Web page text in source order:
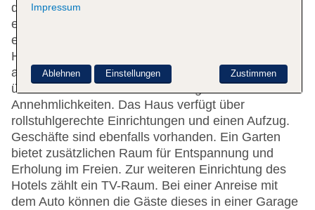
des Hotels umfasst eine Gepäckaufbewahrung,
einen Safe und eine Wechselstube. Per WLAN
erhalten die Gäste Zugang zum Internet.
Hilfestellung bei der Buchung von Ausflügen wird
am Tourdesk geboten. Die Unterbringung verfügt
über eine Reihe von behindertengerechten
Annehmlichkeiten. Das Haus verfügt über
rollstuhlgerechte Einrichtungen und einen Aufzug.
Geschäfte sind ebenfalls vorhanden. Ein Garten
bietet zusätzlichen Raum für Entspannung und
Erholung im Freien. Zur weiteren Einrichtung des
Hotels zählt ein TV-Raum. Bei einer Anreise mit
dem Auto können die Gäste dieses in einer Garage
Impressum
Zustimmen
Ablehnen Einstellungen